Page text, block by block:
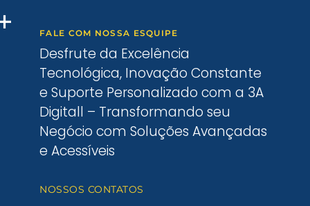
FALE COM NOSSA ESQUIPE
Desfrute da Excelência
Tecnológica, Inovação Constante
e Suporte Personalizado com a 3A
Digitall – Transformando seu
Negócio com Soluções Avançadas
e Acessíveis
NOSSOS CONTATOS